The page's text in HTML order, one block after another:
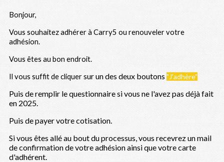
Bonjour,
Vous souhaitez adhérer à Carry5 ou renouveler votre
adhésion.
Vous êtes au bon endroit.
Il vous suffit de cliquersur un des deux boutons"J'adhère"
Puis de remplir le questionnaire si vous ne l'avez pas déjà fait
en 2025.
Puis de payer votre cotisation.
Si vous êtes allé au bout du processus, vous recevrez un mail
de confirmation de votre adhésion ainsi que votre carte
d'adhérent.